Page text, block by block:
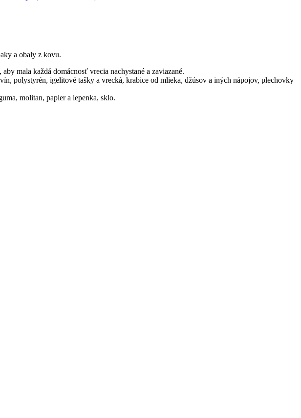
a obaly z kovu.
mala každá domácnosť vrecia nachystané a zaviazané.
polystyrén, igelitové tašky a vrecká, krabice od mlieka, džúsov a iných nápojov, plechovky
molitan, papier a lepenka, sklo.